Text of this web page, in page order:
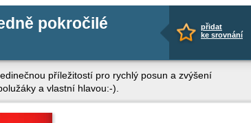
přidat
ke srovnání
pokročilé
příležitostí pro rychlý posun a zvýšení
a vlastní hlavou:-).